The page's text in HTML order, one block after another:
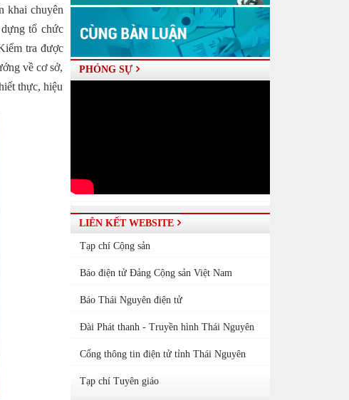
khai chuyên
tổ chức
tra được
về cơ sở,
thực, hiệu
PHÓNG SỰ
LIÊN KẾT WEBSITE
Tạp chí Cộng sản
Báo điện tử Đảng Cộng sản Việt Nam
Báo Thái Nguyên điện tử
Đài Phát thanh - Truyền hình Thái Nguyên
Cổng thông tin điện tử tỉnh Thái Nguyên
Tạp chí Tuyên giáo